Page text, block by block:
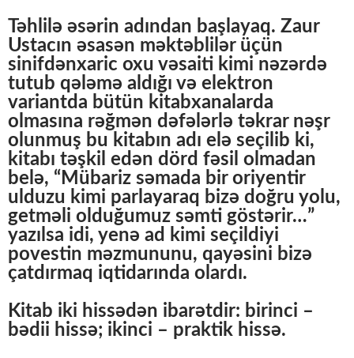
Təhlilə əsərin adından başlayaq. Zaur
Ustacın əsasən məktəblilər üçün
sinifdənxaric oxu vəsaiti kimi nəzərdə
tutub qələmə aldığı və elektron
variantda bütün kitabxanalarda
olmasına rəğmən dəfələrlə təkrar nəşr
olunmuş bu kitabın adı elə seçilib ki,
kitabı təşkil edən dörd fəsil olmadan
belə, “Mübariz səmada bir oriyentir
ulduzu kimi parlayaraq bizə doğru yolu,
getməli olduğumuz səmti göstərir…”
yazılsa idi, yenə ad kimi seçildiyi
povestin məzmununu, qayəsini bizə
çatdırmaq iqtidarında olardı.
Kitab iki hissədən ibarətdir: birinci –
bədii hissə; ikinci – praktik hissə.